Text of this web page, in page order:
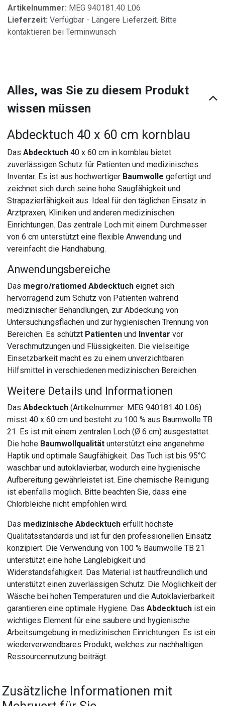
Artikelnummer: MEG 940181.40 L06
Lieferzeit: Verfügbar - Längere Lieferzeit. Bitte
kontaktieren bei Terminwunsch
Alles, was Sie zu diesem Produkt
wissen müssen
Abdecktuch 40 x 60 cm kornblau
DasAbdecktuch 40 x 60 cm in kornblau bietet
zuverlässigen Schutz für Patienten und medizinisches
Inventar. Es ist aus hochwertiger Baumwolle gefertigt und
zeichnet sich durch seine hohe Saugfähigkeit und
Strapazierfähigkeit aus. Ideal für den täglichen Einsatz in
Arztpraxen, Kliniken und anderen medizinischen
Einrichtungen. Das zentrale Loch mit einem Durchmesser
von 6 cm unterstützt eine flexible Anwendung und
vereinfacht die Handhabung.
Anwendungsbereiche
Das megro/ratiomed Abdecktuch eignet sich
hervorragend zum Schutz von Patienten während
medizinischer Behandlungen, zur Abdeckung von
Untersuchungsflächen und zur hygienischen Trennung von
Bereichen. Es schützt Patienten und Inventar vor
Verschmutzungen und Flüssigkeiten. Die vielseitige
Einsetzbarkeit macht es zu einem unverzichtbaren
Hilfsmittel in verschiedenen medizinischen Bereichen.
Weitere Details und Informationen
DasAbdecktuch (Artikelnummer: MEG 940181.40 L06)
misst 40 x 60 cm und besteht zu 100 % aus Baumwolle TB
21. Es ist mit einem zentralen Loch (Ø 6 cm) ausgestattet.
Die hohe Baumwollqualität unterstützt eine angenehme
Haptik und optimale Saugfähigkeit. Das Tuch ist bis 95°C
waschbar und autoklavierbar, wodurch eine hygienische
Aufbereitung gewährleistet ist. Eine chemische Reinigung
ist ebenfalls möglich. Bitte beachten Sie, dass eine
Chlorbleiche nicht empfohlen wird.
Das medizinische Abdecktuch erfüllt höchste
Qualitätsstandards und ist für den professionellen Einsatz
konzipiert. Die Verwendung von 100 % Baumwolle TB 21
unterstützt eine hohe Langlebigkeit und
Widerstandsfähigkeit. Das Material ist hautfreundlich und
unterstützt einen zuverlässigen Schutz. Die Möglichkeit der
Wäsche bei hohen Temperaturen und die Autoklavierbarkeit
garantieren eine optimale Hygiene. DasAbdecktuch ist ein
wichtiges Element für eine saubere und hygienische
Arbeitsumgebung in medizinischen Einrichtungen. Es ist ein
wiederverwendbares Produkt, welches zur nachhaltigen
Ressourcennutzung beiträgt.
Zusätzliche Informationen mit